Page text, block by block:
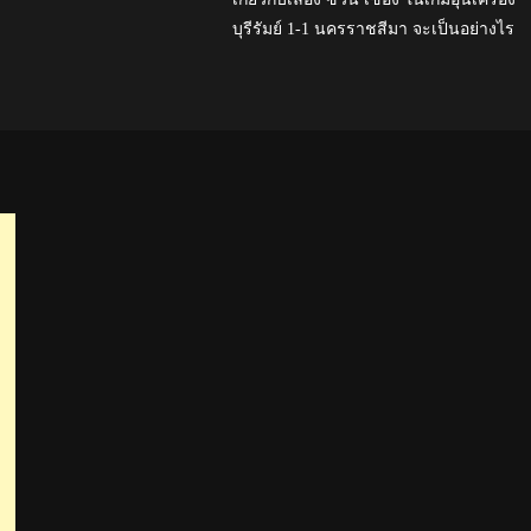
บุรีรัมย์ 1-1 นครราชสีมา จะเป็นอย่างไร